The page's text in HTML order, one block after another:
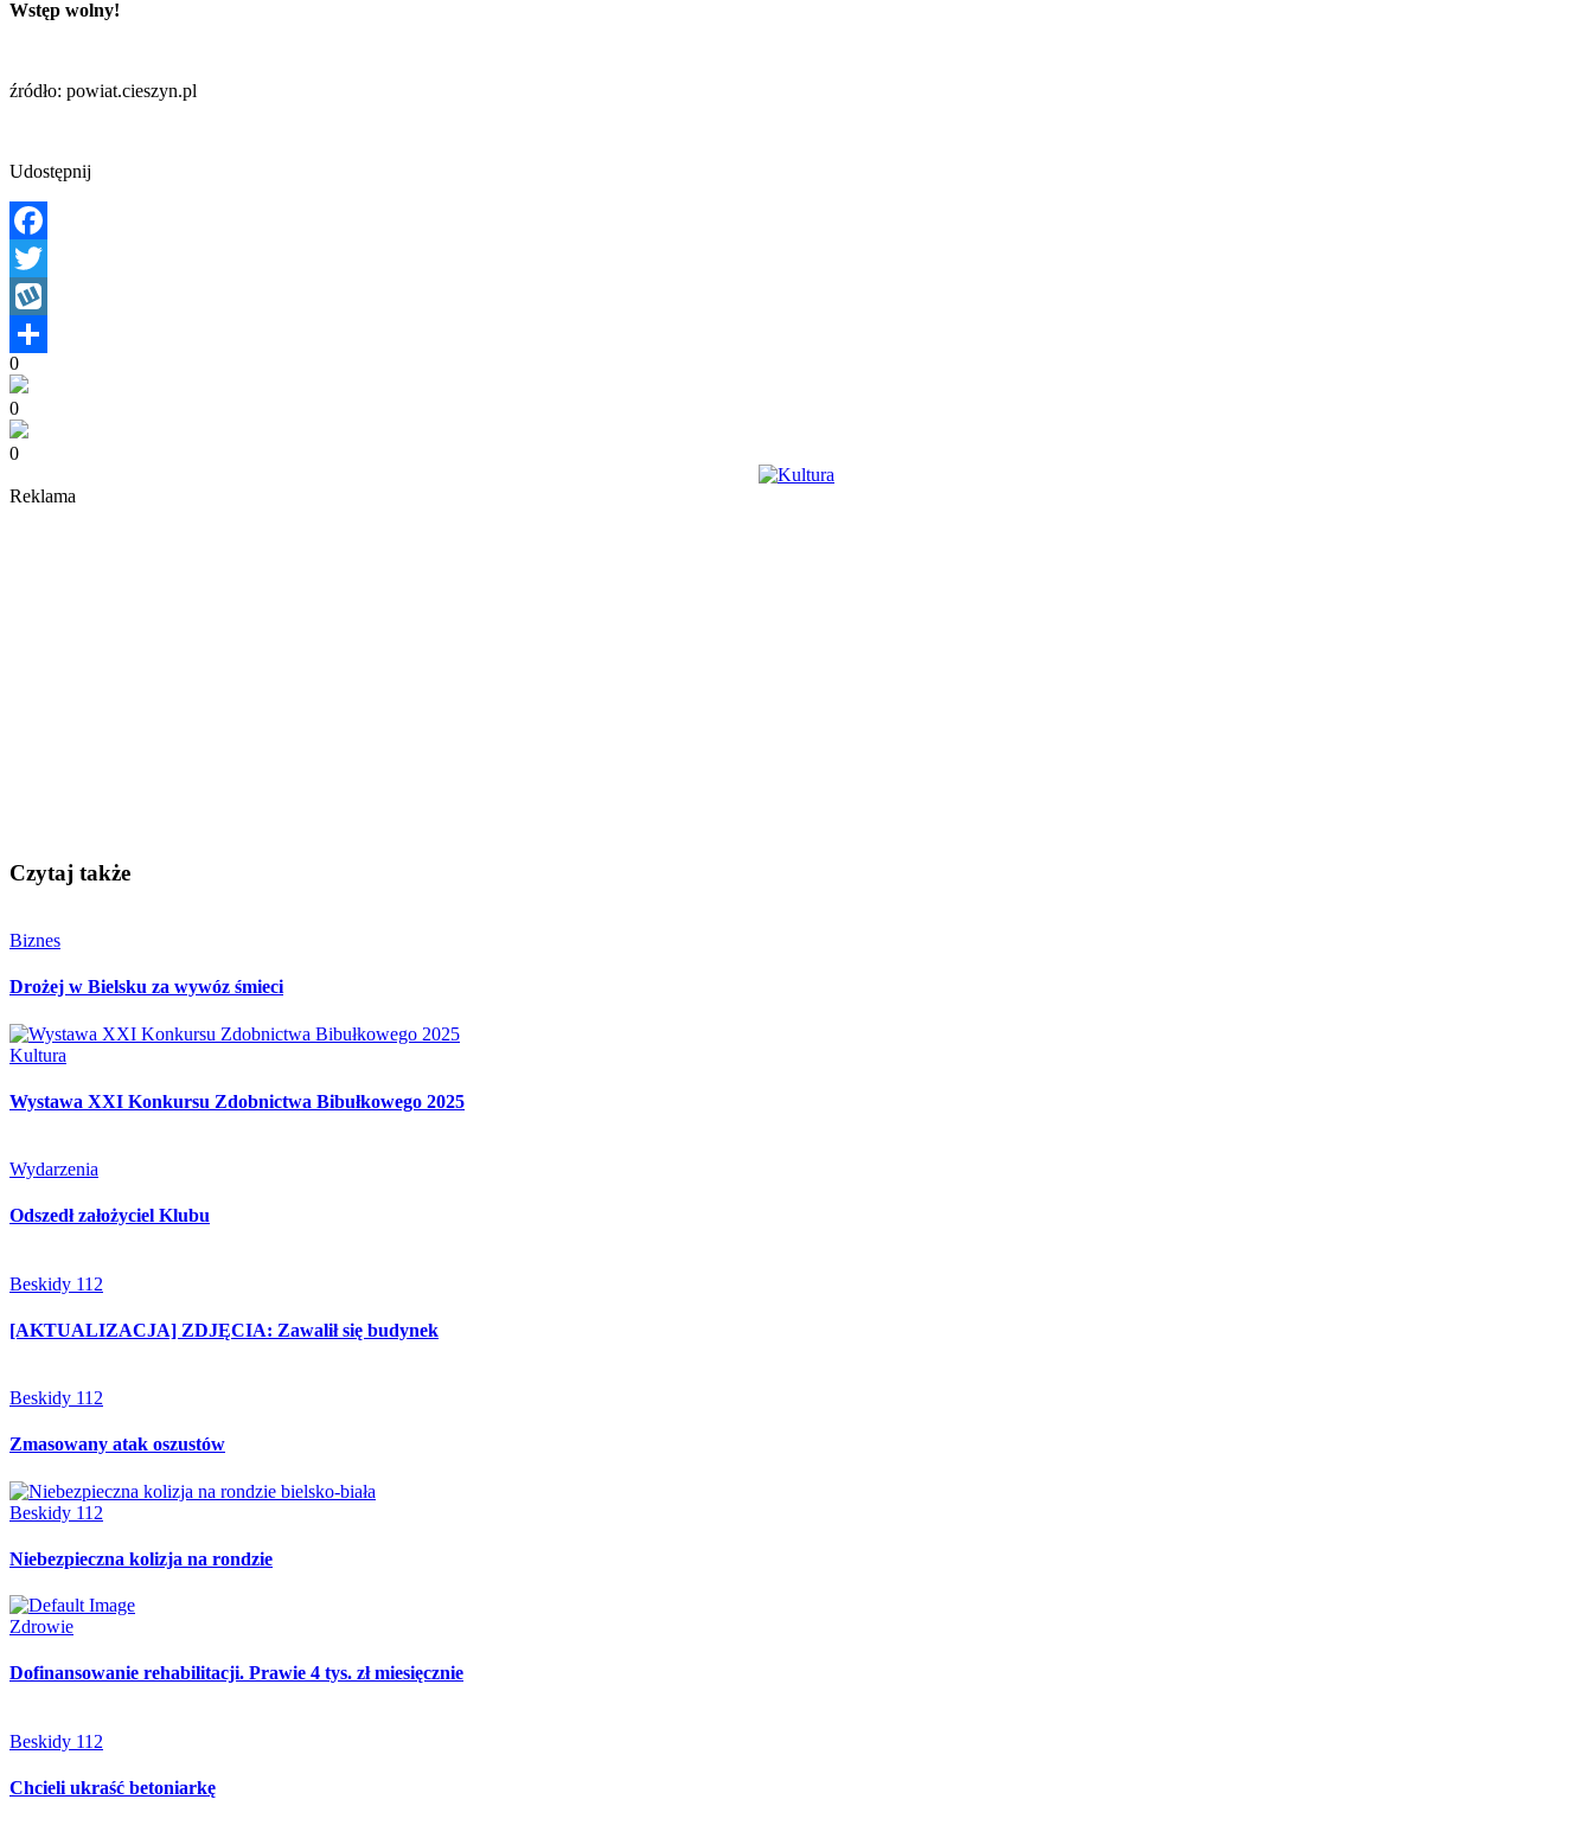
Wstęp wolny!
źródło: powiat.cieszyn.pl
Udostępnij
Facebook
Twitter
Wykop
Share
0
0
0
Reklama
Czytaj także
Biznes
Drożej w Bielsku za wywóz śmieci
Kultura
Wystawa XXI Konkursu Zdobnictwa Bibułkowego 2025
Wydarzenia
Odszedł założyciel Klubu
Beskidy 112
[AKTUALIZACJA] ZDJĘCIA: Zawalił się budynek
Beskidy 112
Zmasowany atak oszustów
Beskidy 112
Niebezpieczna kolizja na rondzie
Zdrowie
Dofinansowanie rehabilitacji. Prawie 4 tys. zł miesięcznie
Beskidy 112
Chcieli ukraść betoniarkę